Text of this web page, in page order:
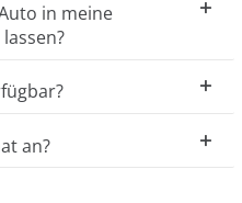
in meine
an?